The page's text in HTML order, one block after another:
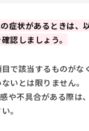
症状があるときは、
認しましょう。
で該当するものがな
いとは限りません。
や不具合がある際は
。